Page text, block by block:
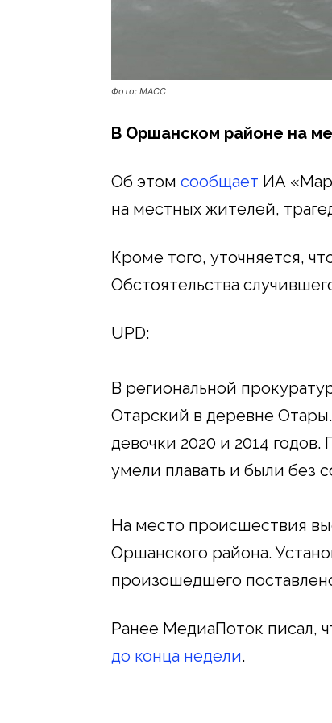
Фото: МАСС
В Оршанском районе на
Об этом сообщает ИА
на местных жителей,
Кроме того, уточняется,
Обстоятельства
UPD:
В региональной
Отарский в деревне
девочки 2020 и 2014
умели плавать и были без
На место происшествия
Оршанского района.
произошедшего
Ранее МедиаПоток писал,
до конца недели.